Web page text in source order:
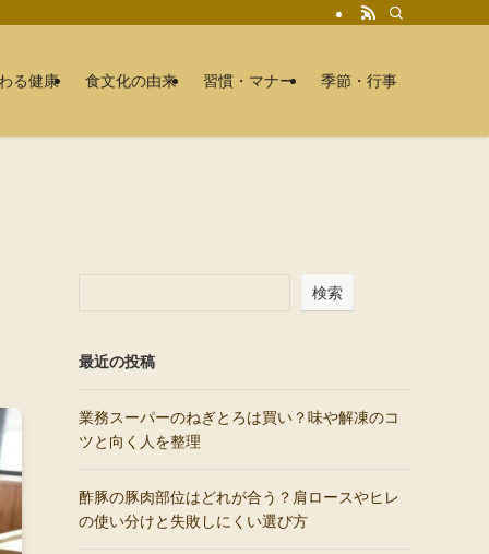
る健康 食文化の由来 習慣・マナー 季節・行事
検索
最近の投稿
業務スーパーのねぎとろは買い？味や解凍のコ
ツと向く人を整理
酢豚の豚肉部位はどれが合う？肩ロースやヒレ
の使い分けと失敗しにくい選び方